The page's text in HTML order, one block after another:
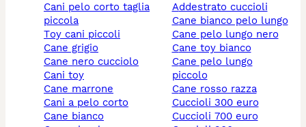
cani pelo corto taglia
piccola
toy cani piccoli
cane grigio
cane nero cucciolo
cani toy
cane marrone
cani a pelo corto
cane bianco
addestrato cuccioli
cane bianco pelo lungo
cane pelo lungo nero
cane toy bianco
cane pelo lungo
piccolo
cane rosso razza
cuccioli 300 euro
cuccioli 700 euro